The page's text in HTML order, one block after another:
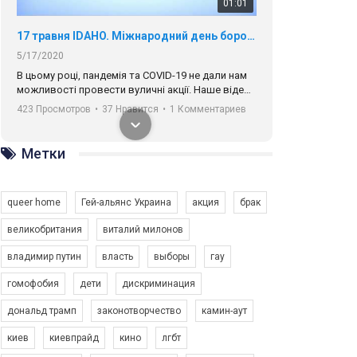
01:01
17 травня IDAHO. Міжнародний день боротьби з гомофобією трансфобією і біфобія.
5/17/2020
В цьому році, пандемія та COVІD-19 не дали нам
можливості провести вуличні акції. Наше відео-
звернення про те, що навіть коли ми у різних
містах та не можемо зустрінеться, ми разом. Ми
закликаємо всіх хто поділяє цінності рівності та
солідарності, приєднатися до нас. Регіональні
підрозділи ГАУ є в 16 областях України.
423 Просмотров • 37 Нравится • 1 Комментариев
Зупинимо насильство проти ЛГБТ в Україні! Stop violence against LGBT in Ukraine!
Емоційний та вражаючий промо-ролік на
Метки
queer home Гей-альянс Украина акция брак
великобритания виталий милонов
владимир путин власть выборы гау
гомофобия дети дискриминация
дональд трамп законотворчество камин-аут
киев киевпрайд кино лгбт